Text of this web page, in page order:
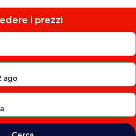
i prezzi